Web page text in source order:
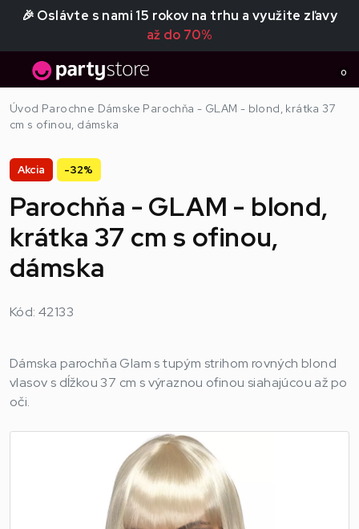
🎉 Oslávte s nami 15 rokov na trhu a využite zľavy
až do 70%
0
Úvod Parochne Dámske Parochňa - GLAM - blond, krátka 37
cm s ofinou, dámska
Akcia -32%
Parochňa - GLAM - blond,
krátka 37 cm s ofinou,
dámska
Kód: 42133
Dámska parochňa Glam s tupým strihom rovných blond
vlasov s dĺžkou 37 cm s výraznou ofinou siahajúcou až po
oči.